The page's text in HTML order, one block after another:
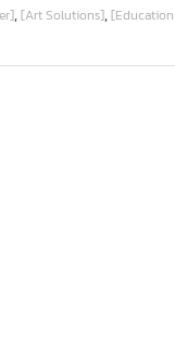
,[Art Solutions],